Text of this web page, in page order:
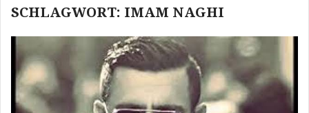
SCHLAGWORT: IMAM NAGHI